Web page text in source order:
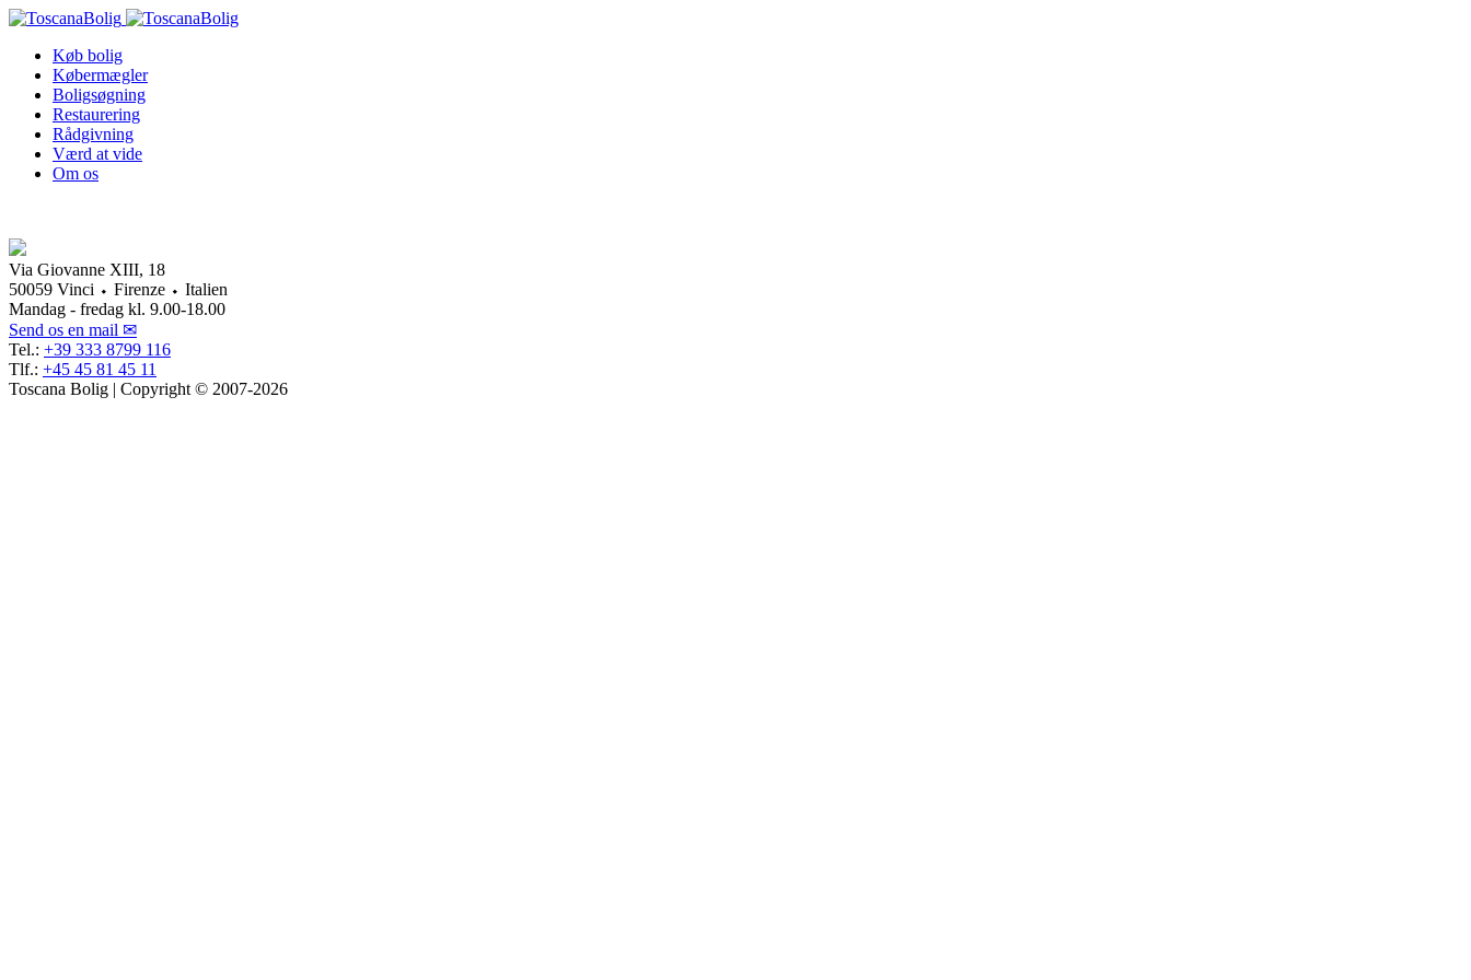
Køb bolig
Købermægler
Boligsøgning
Restaurering
Rådgivning
Værd at vide
Om os
Via Giovanne XIII, 18
50059 Vinci ⬩ Firenze ⬩ Italien
Mandag - fredag kl. 9.00-18.00
Send os en mail ✉
Tel.: +39 333 8799 116
Tlf.: +45 45 81 45 11
Toscana Bolig | Copyright © 2007-2026